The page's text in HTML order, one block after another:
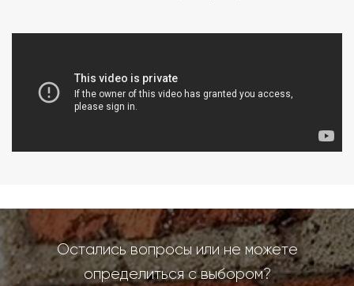
Остались вопросы или не можете
определиться с выбором?